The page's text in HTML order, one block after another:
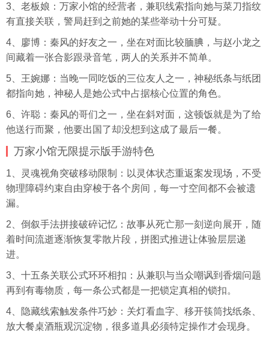
3、老板娘：万家小馆的经营者，兼职线索指向她与菜刀指纹
有直接关联，警局赶到之前她的某些举动十分可疑。
4、廖博：秦风的好友之一，坐在对面比较腼腆，与赵小龙之
间藏着一张合影跟录音笔，两人的关系并不简单。
5、王婉娜：当晚一同吃饭的三位友人之一，神秘纸条与纸团
都指向她，神秘人是她公式中占据核心位置的角色。
6、许聪：秦风的哥们之一，坐在斜对面，这顿饭就是为了给
他送行而聚，他要出国了却没想到这成了最后一餐。
万家小馆无限提示版手游特色
1、灵魂视角突破移动限制：以灵体状态重返案发现场，不受
物理障碍约束自由穿梭于各个房间，每一寸空间都不会被遗
漏。
2、倒叙手法拼接破碎记忆：故事从死亡那一刻逆向展开，随
着时间流逝逐渐恢复零散片段，拼图式推进让体验层层递
进。
3、十五条关联公式环环相扣：从兼职与当众嘲讽到香烟问题
再到有毒物质，每一条公式都是一把锁定真相的锁扣。
4、隐藏线索触发条件巧妙：关灯看血字、移开筷筒找纸条、
放大餐桌酒瓶观沉淀物，很多道具必须特定操作才会现身。